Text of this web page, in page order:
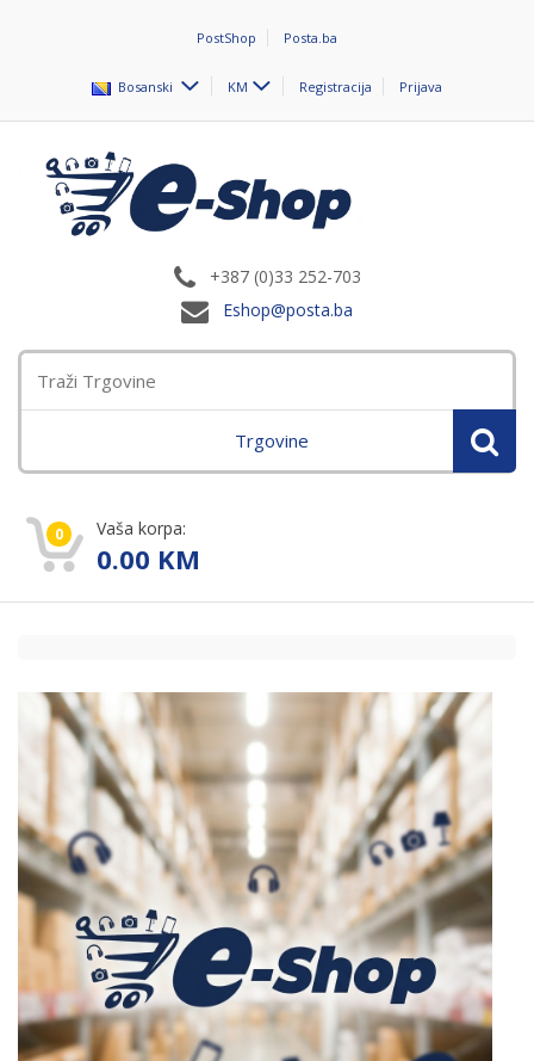
PostShop Posta.ba
Bosanski KM Registracija Prijava
+387 (0)33 252-703
Eshop@posta.ba
Trgovine
0 Vaša korpa:
0.00 KM